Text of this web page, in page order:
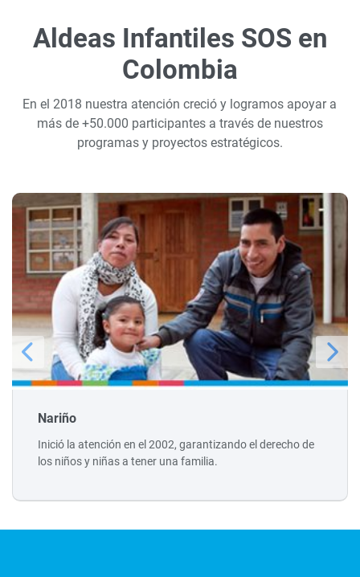
Aldeas Infantiles SOS en
Colombia
En el 2018 nuestra atención creció y logramos apoyar a
más de +50.000 participantes a través de nuestros
programas y proyectos estratégicos.
Nariño
Inició la atención en el 2002, garantizando el derecho de
los niños y niñas a tener una familia.